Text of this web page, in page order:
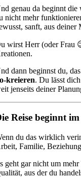
genau da beginnt die
nicht mehr
sanft, aus deiner
wirst Herr (oder Frau
dann beginnst du,
kreieren. Du lässt
jenseits deiner
Reise beginnt
du das wirklich
Familie,
geht gar nicht um
aus der du